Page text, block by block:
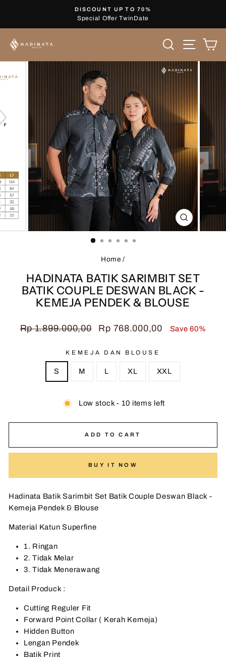
content
Pause
DISCOUNT UP TO 70%
Special Offer TwinDate
Search Site
CLOSE
(ESC)
Home /
HADINATA BATIK SARIMBIT SET
BATIK COUPLE DESWAN BLACK -
KEMEJA PENDEK & BLOUSE
Regular
Rp 1.899.000,00
Sale
Rp 768.000,00 Save 60%
KEMEJA DAN BLOUSE
S M L XL XXL
Low stock - 10 items left
ADD TO CART
BUY IT NOW
Hadinata Batik Sarimbit Set Batik Couple Deswan Black -
Kemeja Pendek & Blouse
Material Katun Superfine
1. Ringan
2. Tidak Melar
3. Tidak Menerawang
Detail Produck :
Cutting Reguler Fit
Forward Point Collar ( Kerah Kemeja)
Hidden Button
Lengan Pendek
Batik Print